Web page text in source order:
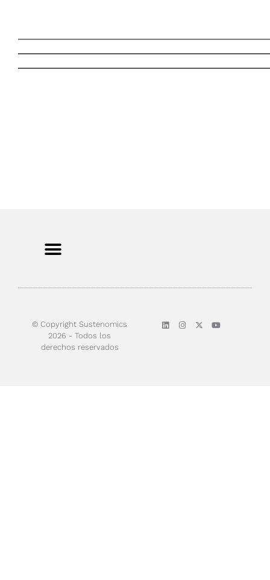
© Copyright Sustenomics
2026 - Todos los
derechos reservados